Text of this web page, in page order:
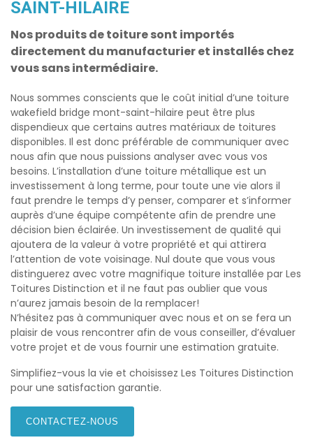
SAINT-HILAIRE
Nos produits de toiture sont importés
directement du manufacturier et installés chez
vous sans intermédiaire.
Nous sommes conscients que le coût initial d’une toiture
wakefield bridge mont-saint-hilaire peut être plus
dispendieux que certains autres matériaux de toitures
disponibles. Il est donc préférable de communiquer avec
nous afin que nous puissions analyser avec vous vos
besoins. L’installation d’une toiture métallique est un
investissement à long terme, pour toute une vie alors il
faut prendre le temps d’y penser, comparer et s’informer
auprès d’une équipe compétente afin de prendre une
décision bien éclairée. Un investissement de qualité qui
ajoutera de la valeur à votre propriété et qui attirera
l’attention de vote voisinage. Nul doute que vous vous
distinguerez avec votre magnifique toiture installée par Les
Toitures Distinction et il ne faut pas oublier que vous
n’aurez jamais besoin de la remplacer!
N’hésitez pas à communiquer avec nous et on se fera un
plaisir de vous rencontrer afin de vous conseiller, d’évaluer
votre projet et de vous fournir une estimation gratuite.
Simplifiez-vous la vie et choisissez Les Toitures Distinction
pour une satisfaction garantie.
CONTACTEZ-NOUS